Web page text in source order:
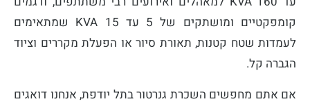
קומפקטיים ומושתקים של 5 עד 15 KVA שמתאימים
לעמדות שטח קטנות, תאורת סיור או הפעלת מקררים וציוד
הגברה קל.
אם אתם מחפשים השכרת גנרטור בתל יודפת, אנחנו דואגים